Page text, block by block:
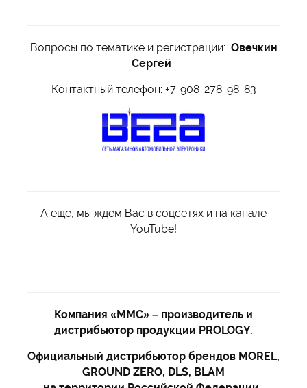
Вопросы по тематике и регистрации: Овечкин
Сергей .
Контактный телефон: +7-908-278-98-83
А ещё, мы ждем Вас в соцсетях и на канале
YouTube!
Компания «ММС» – производитель и
дистрибьютор продукции PROLOGY.
Официальный дистрибьютор брендов MOREL,
GROUND ZERO, DLS, BLAM